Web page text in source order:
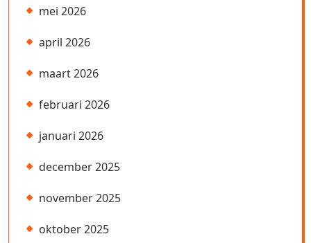
mei 2026
april 2026
maart 2026
februari 2026
januari 2026
december 2025
november 2025
oktober 2025